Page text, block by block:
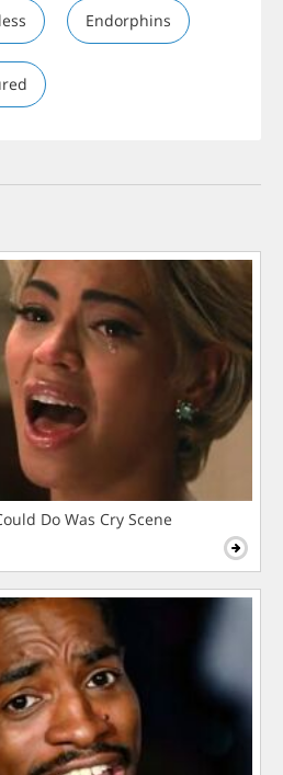
Endorphins
Do Was Cry Scene